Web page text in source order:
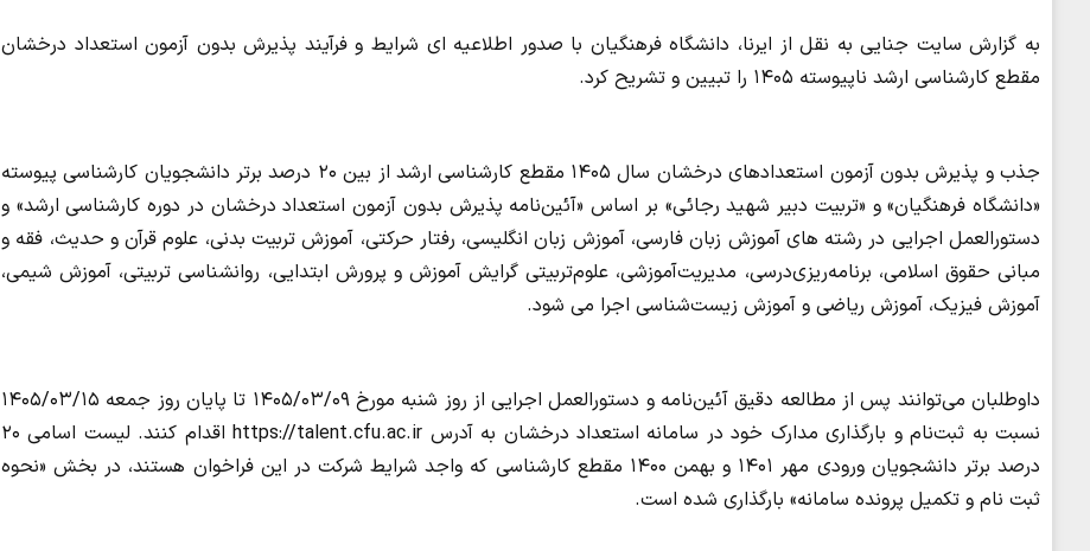
به گزارش سایت جنایی به نقل از ایرنا، دانشگاه فرهنگیان با صدور اطلاعیه ای شرایط و فرآیند پذیرش بدون آزمون استعداد درخشان
مقطع کارشناسی ارشد ناپیوسته ۱۴۰۵ را تبیین و تشریح کرد.
جذب و پذیرش بدون آزمون استعدادهای درخشان سال ۱۴۰۵ مقطع کارشناسی ارشد از بین ۲۰ درصد برتر دانشجویان کارشناسی پیوسته
«دانشگاه فرهنگیان» و «تربیت‌ دبیر شهید رجائی» بر اساس «آئین‌نامه پذیرش بدون آزمون استعداد درخشان در دوره کارشناسی ارشد» و
دستورالعمل اجرایی در رشته های آموزش‌ زبان‌ فارسی، آموزش زبان انگلیسی، رفتار حرکتی، آموزش تربیت بدنی، علوم قرآن و حدیث، فقه و
مبانی حقوق اسلامی، برنامه‌ریزی‌درسی، مدیریت‌آموزشی، علوم‌تربیتی گرایش آموزش و پرورش‌ ابتدایی، روانشناسی‌ تربیتی، آموزش‌ شیمی،
آموزش‌ فیزیک، آموزش‌ ریاضی و آموزش زیست‌شناسی اجرا می‌ شود.
داوطلبان می‌توانند پس از مطالعه دقیق آئین‌نامه و دستورالعمل اجرایی از روز شنبه مورخ ۱۴۰۵/۰۳/۰۹ تا پایان روز جمعه ۱۴۰۵/۰۳/۱۵
نسبت به ثبت‌نام و بارگذاری مدارک خود در سامانه استعداد درخشان به آدرس https://talent.cfu.ac.ir اقدام کنند. لیست اسامی ۲۰
درصد برتر دانشجویان ورودی مهر ۱۴۰۱ و بهمن ۱۴۰۰ مقطع کارشناسی که واجد شرایط شرکت در این فراخوان هستند، در بخش «نحوه
ثبت نام و تکمیل پرونده سامانه» بارگذاری شده است.